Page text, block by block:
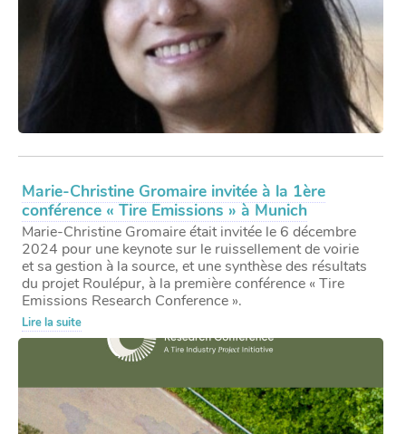
Marie-Christine Gromaire invitée à la 1ère
conférence « Tire Emissions » à Munich
Marie-Christine Gromaire était invitée le 6 décembre
2024 pour une keynote sur le ruissellement de voirie
et sa gestion à la source, et une synthèse des résultats
du projet Roulépur, à la première conférence « Tire
Emissions Research Conference ».
Lire la suite